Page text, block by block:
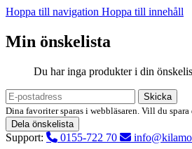
Hoppa till navigation Hoppa till innehåll
Min önskelista
Du har inga produkter i din
Skicka
Dina favoriter sparas i webbläsaren. Vill du
Dela önskelista
Support: 0155-722 70